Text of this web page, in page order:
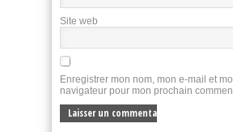
Site web
Enregistrer mon nom, mon e-mail et
navigateur pour mon prochain